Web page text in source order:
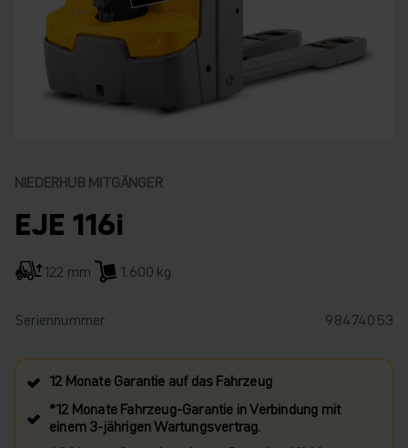
NIEDERHUB MITGÄNGER
EJE 116i
122 mm 1.600 kg
Seriennummer 98474053
12 Monate Garantie auf das Fahrzeug
*12 Monate Fahrzeug-Garantie in Verbindung mit
einem 3-jährigen Wartungsvertrag.